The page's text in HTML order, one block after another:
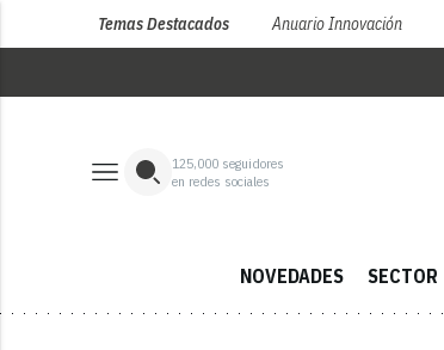
Temas Destacados Anuario Innovación
125,000 seguidores
en redes sociales
NOVEDADES SECTOR